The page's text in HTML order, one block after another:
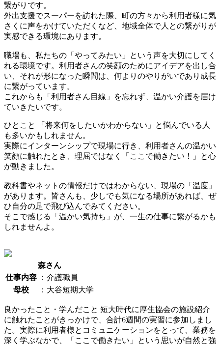
繋がりです。
外出支援でスーパーを訪れた際、町の方々から利用者様に気
さくに声をかけていただくなど、地域全体で人との繋がりが
実感できる環境にあります。
職場も、私たちの「やってみたい」という声を大切にしてく
れる環境です。利用者さんの笑顔のためにアイデアを出し合
い、それが形になった瞬間は、何よりのやりがいであり成長
に繋がっています。
これからも「利用者さん目線」を忘れず、温かい介護を届け
ていきたいです。
ひとこと
「将来何をしたいかわからない」と悩んでいる人
も多いかもしれません。
実際にインターンシップで現場に行き、利用者さんの温かい
笑顔に触れたとき、理屈ではなく「ここで働きたい！」と心
が動きました。
教科書やネットの情報だけではわからない、現場の「温度」
があります。皆さんも、少しでも気になる場所があれば、ぜ
ひ自分の足で飛び込んでみてください。
そこで感じる「温かい気持ち」が、一生の仕事に繋がるかも
しれませんよ。
森さん
仕事内容
：介護職員
母校
：大谷短期大学
良かったこと・学んだこと 短大時代に厚生協会の施設紹介
に触れたことがきっかけで、合計6週間の実習に参加しまし
た。実際に利用者様とコミュニケーションをとって、業務を
深く学ぶなかで、「ここで働きたい」という思いが自然と強